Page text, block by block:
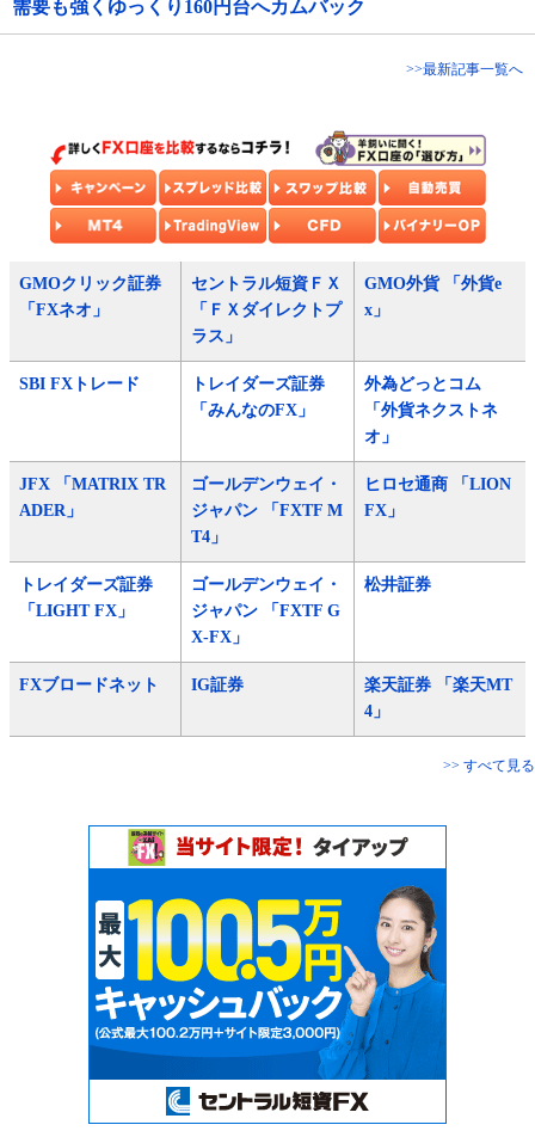
需要も強くゆっくり160円台へカムバック
>>最新記事一覧へ
GMOクリック証券
「FXネオ」
セントラル短資ＦＸ
「ＦＸダイレクトプ
ラス」
GMO外貨 「外貨e
x」
SBI FXトレード
トレイダーズ証券
「みんなのFX」
外為どっとコム
「外貨ネクストネ
オ」
JFX 「MATRIX TR
ADER」
ゴールデンウェイ・
ジャパン 「FXTF M
T4」
ヒロセ通商 「LION
FX」
トレイダーズ証券
「LIGHT FX」
ゴールデンウェイ・
ジャパン 「FXTF G
X-FX」
松井証券
FXブロードネット IG証券
楽天証券 「楽天MT
4」
>> すべて見る